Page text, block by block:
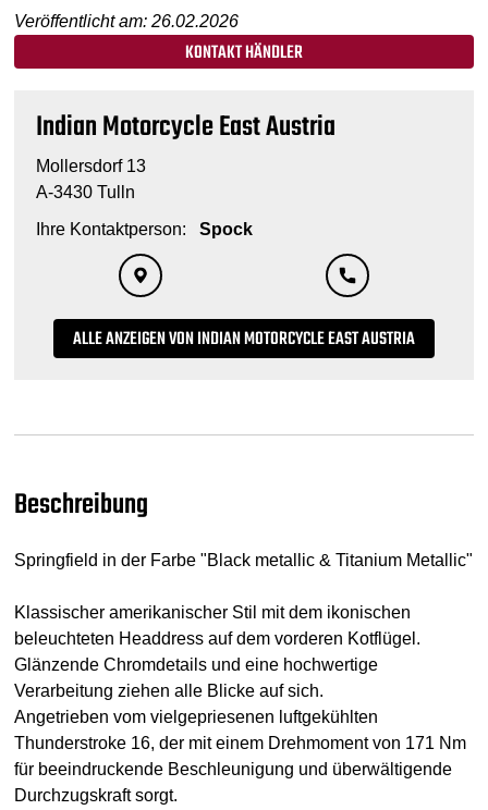
Veröffentlicht am: 26.02.2026
KONTAKT HÄNDLER
Indian Motorcycle East Austria
Mollersdorf 13
A-3430 Tulln
Ihre Kontaktperson:
Spock
ALLE ANZEIGEN VON INDIAN MOTORCYCLE EAST AUSTRIA
Beschreibung
Springfield in der Farbe "Black metallic & Titanium Metallic"
Klassischer amerikanischer Stil mit dem ikonischen
beleuchteten Headdress auf dem vorderen Kotflügel.
Glänzende Chromdetails und eine hochwertige
Verarbeitung ziehen alle Blicke auf sich.
Angetrieben vom vielgepriesenen luftgekühlten
Thunderstroke 16, der mit einem Drehmoment von 171 Nm
für beeindruckende Beschleunigung und überwältigende
Durchzugskraft sorgt.